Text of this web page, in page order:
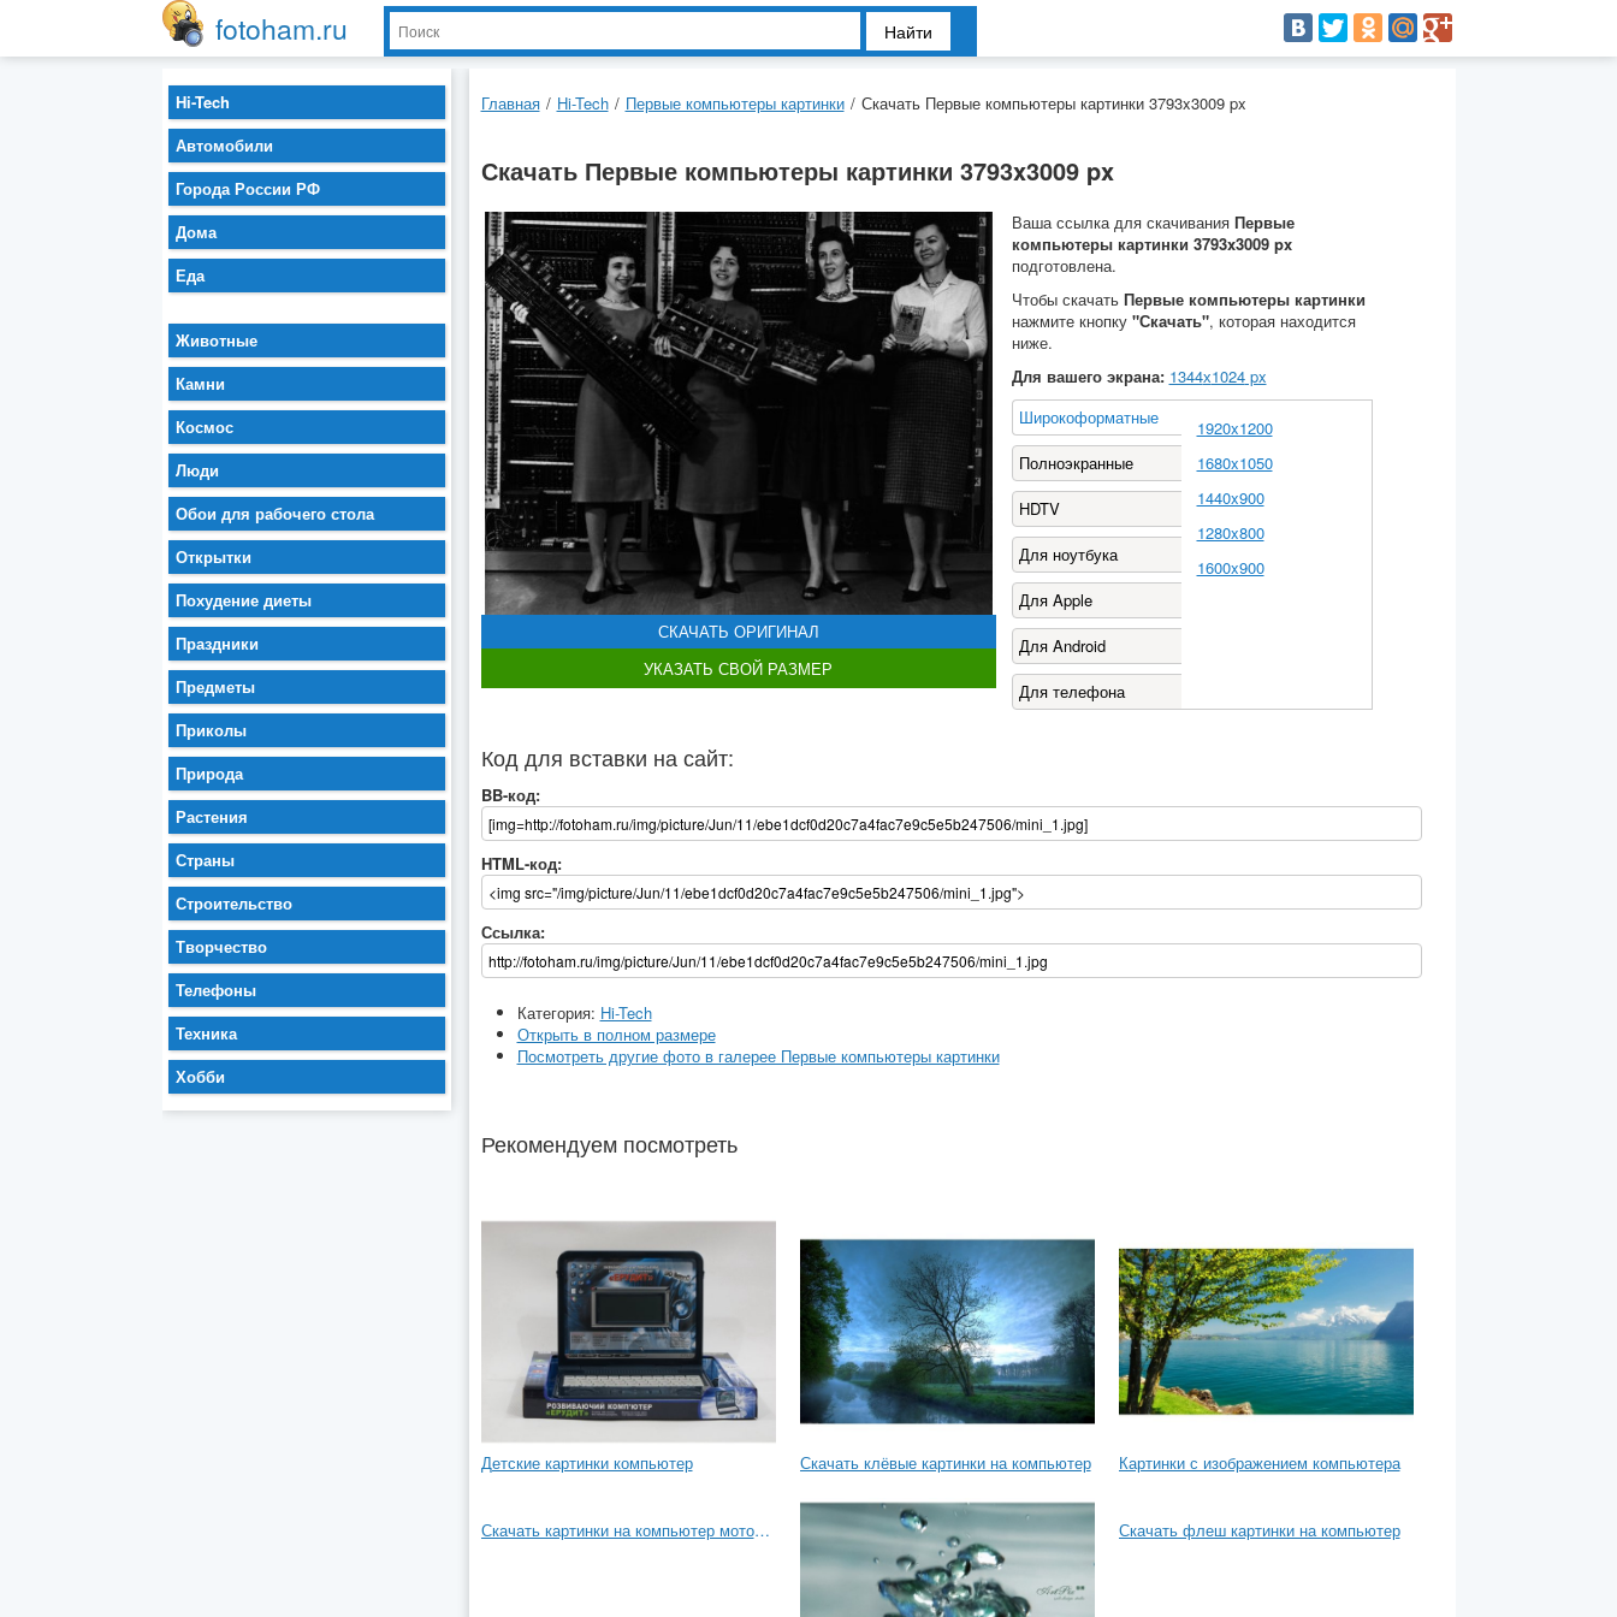
fotoham.ru Найти
Главная / Hi-Tech / Первые компьютеры картинки / Скачать Первые компьютеры картинки 3793x3009 px
Скачать Первые компьютеры картинки 3793x3009 px
СКАЧАТЬ ОРИГИНАЛ
УКАЗАТЬ СВОЙ РАЗМЕР
Ваша ссылка для скачивания Первые
компьютеры картинки 3793x3009 px
подготовлена.
Чтобы скачать Первые компьютеры картинки
нажмите кнопку "Скачать", которая находится
ниже.
Для вашего экрана: 1344х1024px
Широкоформатные
Полноэкранные
HDTV
Для ноутбука
Для Apple
Для Android
Для телефона
1920x1200
1680x1050
1440x900
1280x800
1600x900
Код для вставки на сайт:
BB-код:
HTML-код:
Ссылка:
Категория: Hi-Tech
Открыть в полном размере
Посмотреть другие фото в галерее Первые компьютеры картинки
Рекомендуем посмотреть
Детские картинки компьютер Скачать клёвые картинки на компьютер Картинки с изображением компьютера
Скачать картинки на компьютер мотоциклы Скачать флеш картинки на компьютер
Hi-Tech
Автомобили
Города России РФ
Дома
Еда
Животные
Камни
Космос
Люди
Обои для рабочего стола
Открытки
Похудение диеты
Праздники
Предметы
Приколы
Природа
Растения
Страны
Строительство
Творчество
Телефоны
Техника
Хобби